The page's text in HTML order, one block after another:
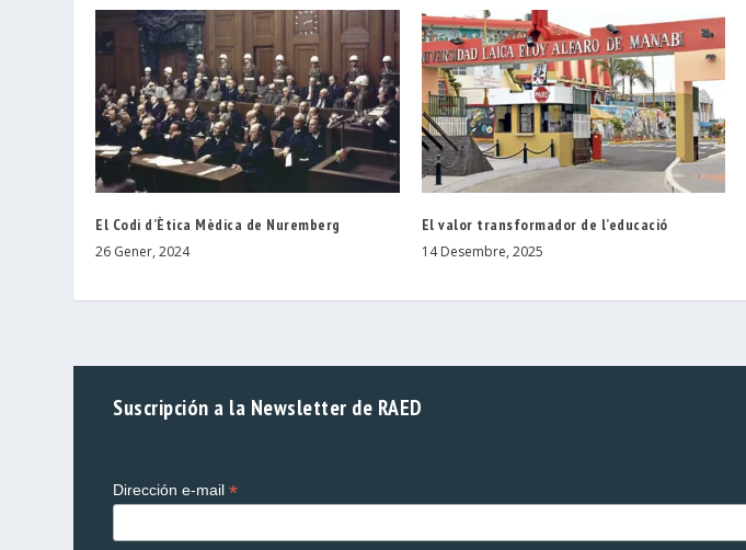
El Codi d’Ètica Mèdica de Nuremberg
26 Gener, 2024
El valor transformador de l’educació
14 Desembre, 2025
Suscripción a la Newsletter de RAED
Dirección e-mail*